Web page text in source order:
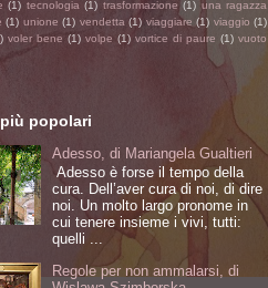
(1) tecnologia (1) trasformazione (1) una ragazza
(1) unione (1) vendetta (1) viaggiare (1) viaggio (1)
voler bene (1) volpe (1) vortice di paure (1) vuoto
popolari
Adesso, di Mariangela Gualtieri
Adesso è forse il tempo della
cura. Dell’aver cura di noi, di dire
noi. Un molto largo pronome in
cui tenere insieme i vivi, tutti:
quelli ...
Regole per non ammalarsi, di